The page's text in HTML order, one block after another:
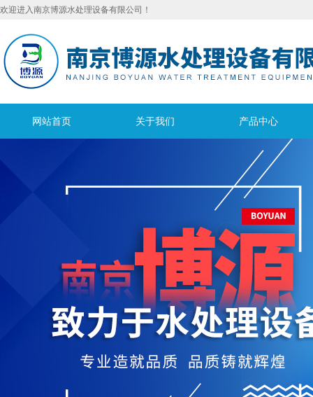
欢迎进入南京博源水处理设备有限公司！
网站首页 关于我们 产品中心